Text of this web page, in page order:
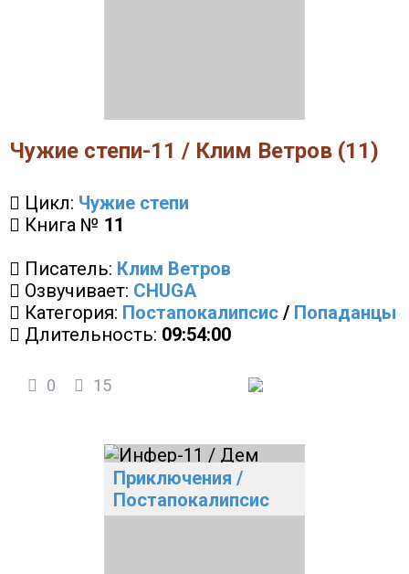
Чужие степи-11 / Клим Ветров (11)
Цикл: Чужие степи
Книга № 11
Писатель: Клим Ветров
Озвучивает: CHUGA
Категория: Постапокалипсис / Попаданцы
Длительность: 09:54:00
0 15
Приключения /
Постапокалипсис